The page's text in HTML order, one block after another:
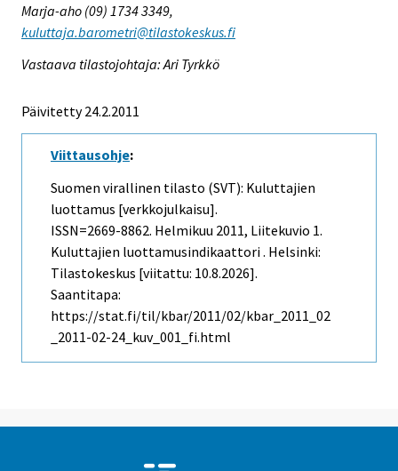
Marja-aho (09) 1734 3349,
kuluttaja.barometri@tilastokeskus.fi
Vastaava tilastojohtaja: Ari Tyrkkö
Päivitetty 24.2.2011
Viittausohje:
Suomen virallinen tilasto (SVT): Kuluttajien
luottamus [verkkojulkaisu].
ISSN=2669-8862. Helmikuu 2011, Liitekuvio 1.
Kuluttajien luottamusindikaattori . Helsinki:
Tilastokeskus [viitattu: 10.8.2026].
Saantitapa:
https://stat.fi/til/kbar/2011/02/kbar_2011_02
_2011-02-24_kuv_001_fi.html